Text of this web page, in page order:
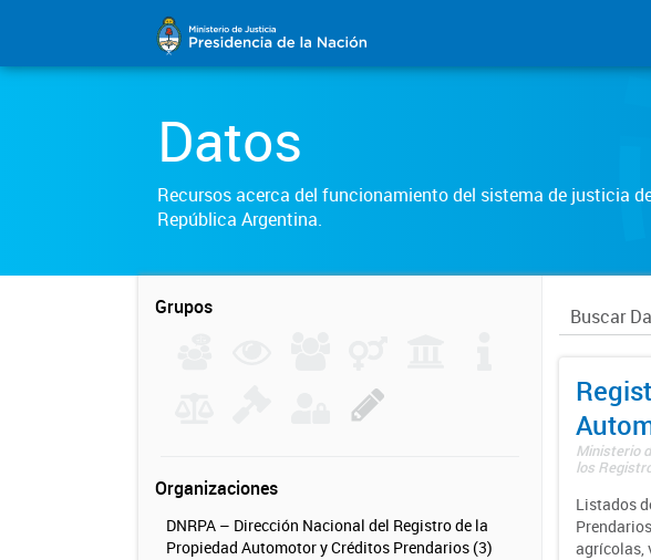
Datos
Recursos acerca del funcionamiento del sistema de justicia
República Argentina.
Grupos
Organizaciones
DNRPA – Dirección Nacional del Registro de la
Propiedad Automotor y Créditos Prendarios (3)
Ministerio
los
Listados
agrícolas,